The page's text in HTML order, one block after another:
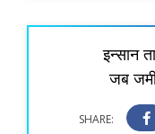
इन्सान
जब
SHARE: